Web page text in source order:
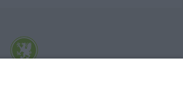
o.o. Internetowy Serwis Informacyjny Miasta